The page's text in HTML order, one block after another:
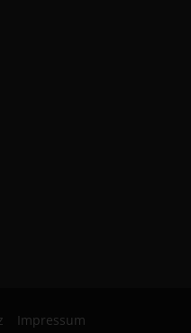
Impressum